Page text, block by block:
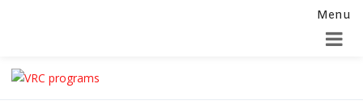
Menu
Skip to navigation
Skip to content